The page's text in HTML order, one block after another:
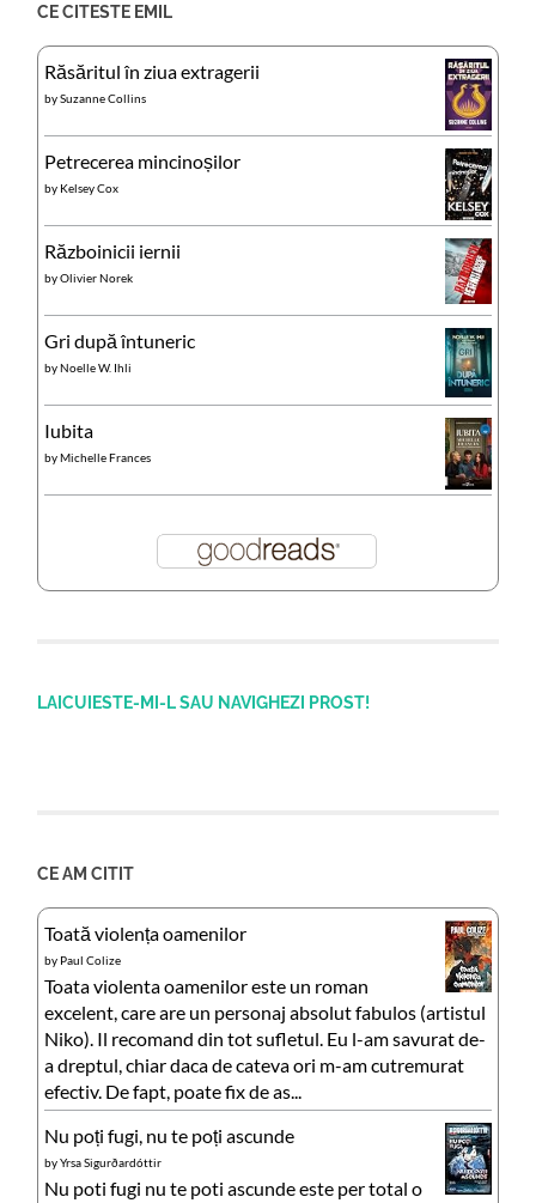
CE CITESTE EMIL
Răsăritul în ziua extragerii
bySuzanne Collins
Petrecerea mincinoșilor
by Kelsey Cox
Războinicii iernii
byOlivier Norek
Gri după întuneric
byNoelle W. Ihli
Iubita
byMichelle Frances
LAICUIESTE-MI-L SAU NAVIGHEZI PROST!
CE AM CITIT
Toată violența oamenilor
by Paul Colize
Toata violenta oamenilor este un roman
excelent, care are un personaj absolut fabulos (artistul
Niko). Il recomand din tot sufletul. Eu l-am savurat de-
a dreptul, chiar daca de cateva ori m-am cutremurat
efectiv. De fapt, poate fix de as...
Nu poți fugi, nu te poți ascunde
byYrsa Sigurðardóttir
Nu poti fugi nu te poti ascunde este per total o